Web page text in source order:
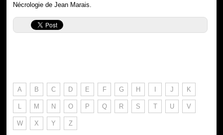
Nécrologie de Jean Marais.
A B C D E F G H I J K
L M N O P Q R S T U V
W X Y Z